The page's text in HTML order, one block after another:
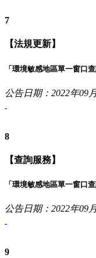
7
【法規更新】
「環境敏感地區單一窗口
公告日期：2022年09
8
【查詢服務】
「環境敏感地區單一窗口
公告日期：2022年09
9